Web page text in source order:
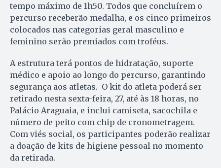
tempo máximo de 1h50. Todos que concluírem o
percurso receberão medalha, e os cinco primeiros
colocados nas categorias geral masculino e
feminino serão premiados com troféus.
A estrutura terá pontos de hidratação, suporte
médico e apoio ao longo do percurso, garantindo
segurança aos atletas. O kit do atleta poderá ser
retirado nesta sexta-feira, 27, até às 18 horas, no
Palácio Araguaia, e inclui camiseta, sacochila e
número de peito com chip de cronometragem.
Com viés social, os participantes poderão realizar
a doação de kits de higiene pessoal no momento
da retirada.